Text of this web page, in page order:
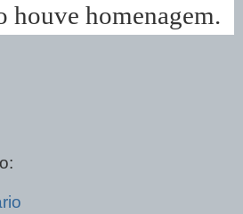
houve homenagem.